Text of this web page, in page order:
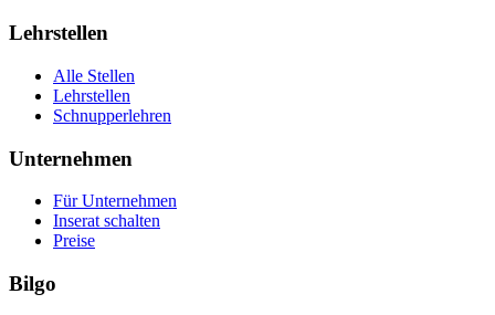
Lehrstellen
Alle Stellen
Lehrstellen
Schnupperlehren
Unternehmen
Für Unternehmen
Inserat schalten
Preise
Bilgo